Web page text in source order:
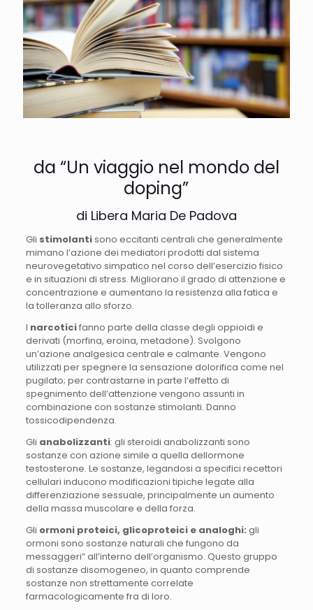
da “Un viaggio nel mondo del
doping”
di Libera Maria De Padova
Gli stimolantisono eccitanti centrali che generalmente
mimano l’azione dei mediatori prodotti dal sistema
neurovegetativo simpatico nel corso dell’esercizio fisico
e in situazioni di stress. Migliorano il grado di attenzione e
concentrazione e aumentano la resistenza alla fatica e
la tolleranza allo sforzo.
I narcoticifanno parte della classe degli oppioidi e
derivati (morfina, eroina, metadone). Svolgono
un’azione analgesica centrale e calmante. Vengono
utilizzati per spegnere la sensazione dolorifica come nel
pugilato; per contrastarne in parte l’effetto di
spegnimento dell’attenzione vengono assunti in
combinazione con sostanze stimolanti. Danno
tossicodipendenza.
Gli anabolizzanti: gli steroidi anabolizzanti sono
sostanze con azione simile a quella dellormone
testosterone. Le sostanze, legandosi a specifici recettori
cellulari inducono modificazioni tipiche legate alla
differenziazione sessuale, principalmente un aumento
della massa muscolare e della forza.
Gli ormoni proteici, glicoproteici e analoghi: gli
ormoni sono sostanze naturali che fungono da
messaggeri” all’interno dell’organismo. Questo gruppo
di sostanze disomogeneo, in quanto comprende
sostanze non strettamente correlate
farmacologicamente fra di loro.